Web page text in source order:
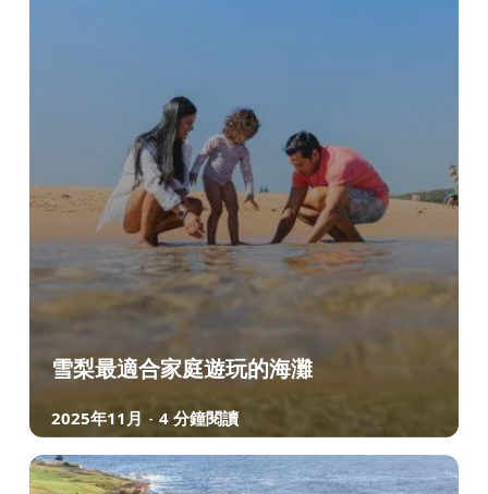
雪梨最適合家庭遊玩的海灘
2025年11月 - 4 分鐘閱讀